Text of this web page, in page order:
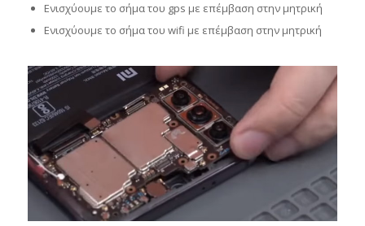
Ενισχύουμε το σήμα του gps με επέμβαση στην μητρική
Ενισχύουμε το σήμα του wifi με επέμβαση στην μητρική